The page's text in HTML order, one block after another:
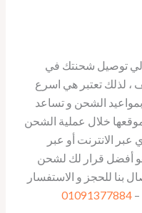
توصيل شحنتك في
، لذلك تعتبر هي اسرع
بمواعيد الشحن و تساعد
خلال عملية الشحن
الانترنت أو عبر
هو أفضل قرار لك لشحن
بنا للحجز و الاستفسار
–
01091377884